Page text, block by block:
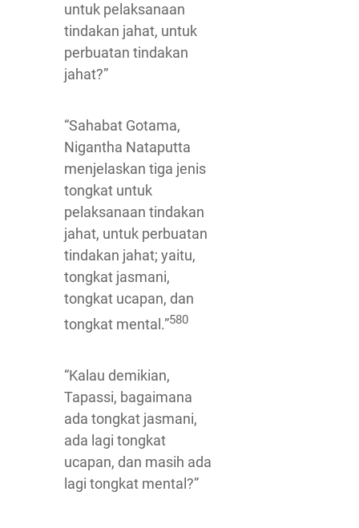
untuk pelaksanaan
tindakan jahat, untuk
perbuatan tindakan
jahat?”
“Sahabat Gotama,
Nigantha Nataputta
menjelaskan tiga jenis
tongkat untuk
pelaksanaan tindakan
jahat, untuk perbuatan
tindakan jahat; yaitu,
tongkat jasmani,
tongkat ucapan, dan
tongkat mental.”580
“Kalau demikian,
Tapassi, bagaimana
ada tongkat jasmani,
ada lagi tongkat
ucapan, dan masih ada
lagi tongkat mental?”